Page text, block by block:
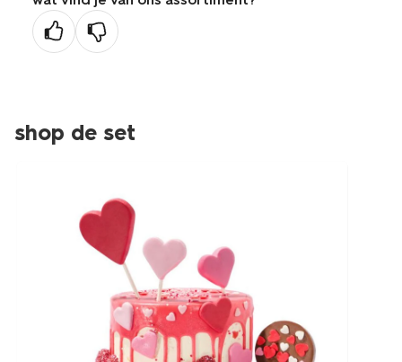
pagina
shop de set